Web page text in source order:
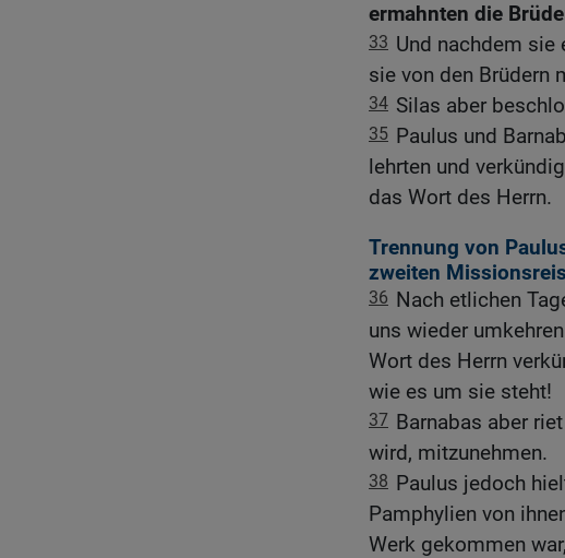
ermahnten die
33 Und nachdem sie
sie von den Brüdern
34 Silas aber
35 Paulus und
lehrten und
das Wort des Herrn.
Trennung von
zweiten
36 Nach etlichen
uns wieder
Wort des Herrn
wie es um sie steht!
37 Barnabas aber
wird, mitzunehmen.
38 Paulus jedoch
Pamphylien von
Werk gekommen